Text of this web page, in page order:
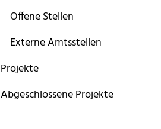
Offene Stellen
Externe Amtsstellen
Projekte
Abgeschlossene Projekte